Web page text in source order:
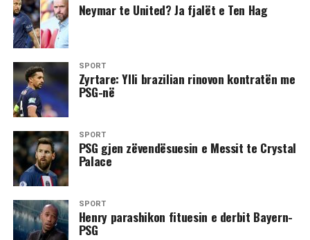
Neymar te United? Ja fjalët e Ten Hag
SPORT
Zyrtare: Ylli brazilian rinovon kontratën me
PSG-në
SPORT
PSG gjen zëvendësuesin e Messit te Crystal
Palace
SPORT
Henry parashikon fituesin e derbit Bayern-
PSG